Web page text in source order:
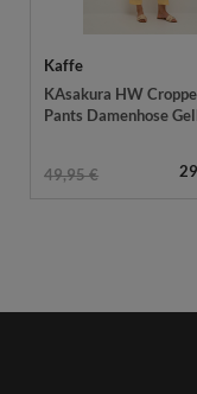
Kaffe
KAsakura HW
Pants Damenhose
49,95 €